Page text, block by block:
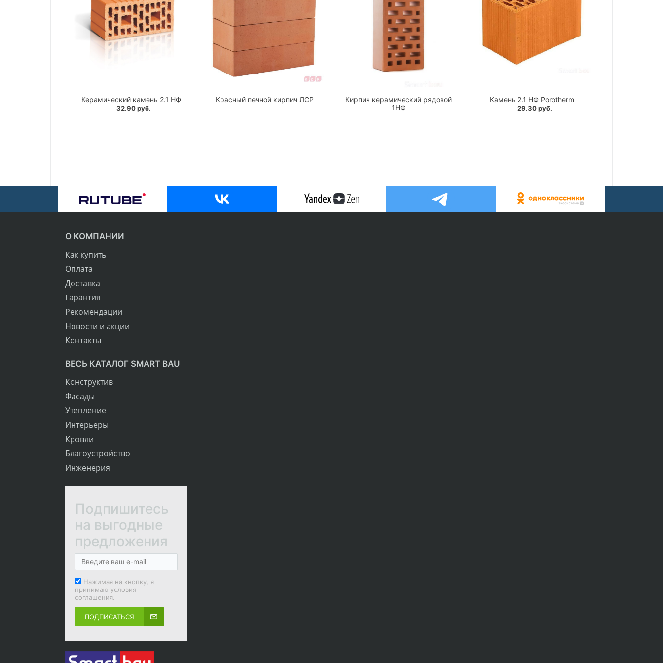
Керамический камень 2.1 НФ
32.90 руб.
Красный печной кирпич ЛСР
Кирпич керамический рядовой
1НФ
Камень 2.1 НФ Porotherm
29.30 руб.
О КОМПАНИИ
Как купить
Оплата
Доставка
Гарантия
Рекомендации
Новости и акции
Контакты
ВЕСЬ КАТАЛОГ SMART BAU
Конструктив
Фасады
Утепление
Интерьеры
Кровли
Благоустройство
Инженерия
Подпишитесь
на выгодные
предложения
Нажимая на кнопку, я
принимаю условия
соглашения.
ПОДПИСАТЬСЯ